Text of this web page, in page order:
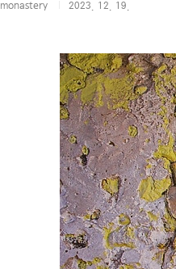
monastery 2023. 12. 19.